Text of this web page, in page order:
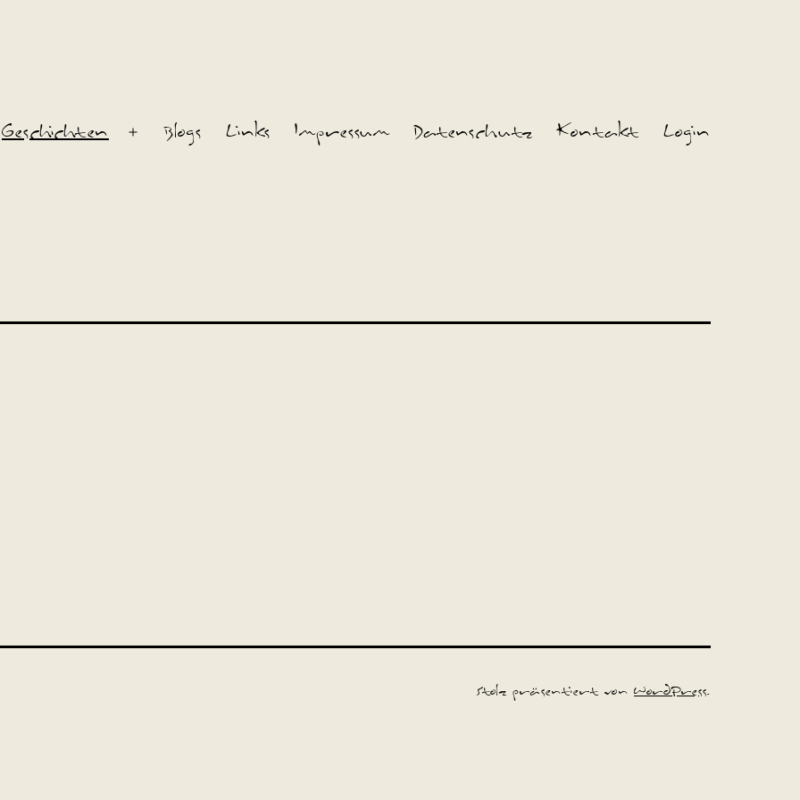
Geschichten
MenüBlogs Links Impressum Datenschutz Kontakt Login
Stolz präsentiert von WordPress.